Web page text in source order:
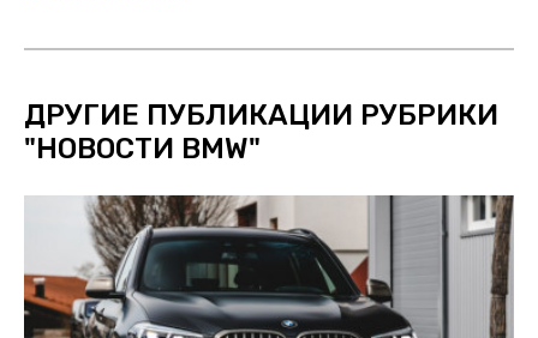
ДРУГИЕ ПУБЛИКАЦИИ РУБРИКИ
"НОВОСТИ BMW"